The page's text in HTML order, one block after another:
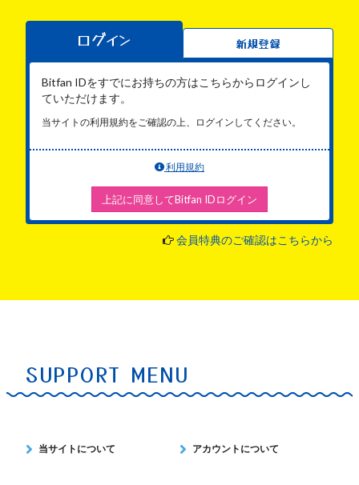
ログイン 新規登録
Bitfan IDをすでにお持ちの方はこちらからログインし
ていただけます。
当サイトの利用規約をご確認の上、ログインしてください。
利用規約
上記に同意してBitfan IDログイン
会員特典のご確認はこちらから
SUPPORT MENU
当サイトについて アカウントについて